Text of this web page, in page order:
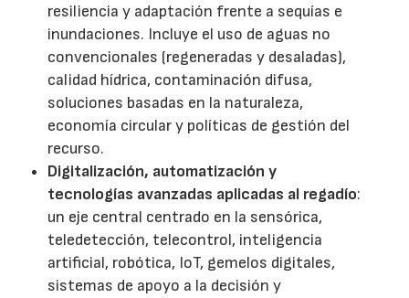
resiliencia y adaptación frente a sequías e
inundaciones. Incluye el uso de aguas no
convencionales (regeneradas y desaladas),
calidad hídrica, contaminación difusa,
soluciones basadas en la naturaleza,
economía circular y políticas de gestión del
recurso.
Digitalización, automatización y
tecnologías avanzadas aplicadas al regadío:
un eje central centrado en la sensórica,
teledetección, telecontrol, inteligencia
artificial, robótica, IoT, gemelos digitales,
sistemas de apoyo a la decisión y